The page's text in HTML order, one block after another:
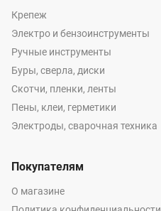
Крепеж
Электро и бензоинструменты
Ручные инструменты
Буры, сверла, диски
Скотчи, пленки, ленты
Пены, клеи, герметики
Электроды, сварочная техника
Покупателям
О магазине